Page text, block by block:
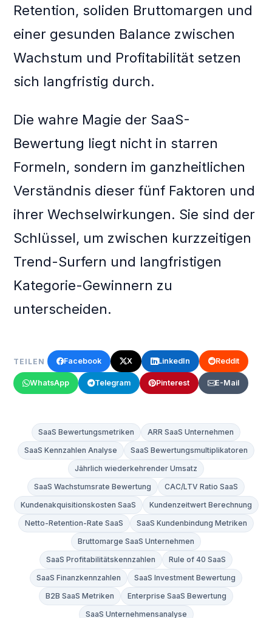
Retention, soliden Bruttomargen und
einer gesunden Balance zwischen
Wachstum und Profitabilität setzen
sich langfristig durch.
Die wahre Magie der SaaS-
Bewertung liegt nicht in starren
Formeln, sondern im ganzheitlichen
Verständnis dieser fünf Faktoren und
ihrer Wechselwirkungen. Sie sind der
Schlüssel, um zwischen kurzzeitigen
Trend-Surfern und langfristigen
Kategorie-Gewinnern zu
unterscheiden.
TEILEN Facebook X LinkedIn Reddit
WhatsApp Telegram Pinterest E-Mail
SaaS Bewertungsmetriken
ARR SaaS Unternehmen
SaaS Kennzahlen Analyse
SaaS Bewertungsmultiplikatoren
Jährlich wiederkehrender Umsatz
SaaS Wachstumsrate Bewertung
CAC/LTV Ratio SaaS
Kundenakquisitionskosten SaaS
Kundenzeitwert Berechnung
Netto-Retention-Rate SaaS
SaaS Kundenbindung Metriken
Bruttomarge SaaS Unternehmen
SaaS Profitabilitätskennzahlen
Rule of 40 SaaS
SaaS Finanzkennzahlen
SaaS Investment Bewertung
B2B SaaS Metriken
Enterprise SaaS Bewertung
SaaS Unternehmensanalyse